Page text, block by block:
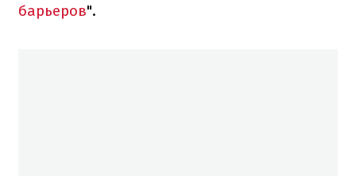
барьеров".